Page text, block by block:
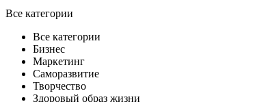
Все категории
Все категории
Бизнес
Маркетинг
Саморазвитие
Творчество
Здоровый образ жизни